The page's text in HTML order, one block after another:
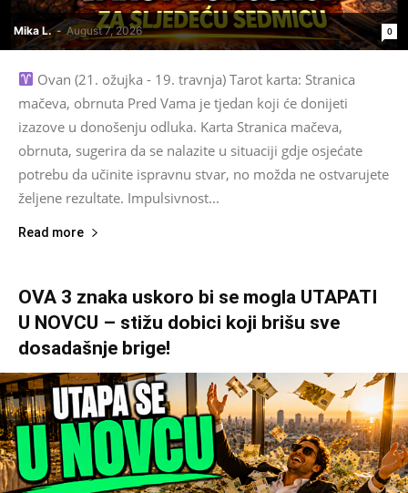
Mika L. - August 7, 2026 0
Ovan (21. ožujka - 19. travnja) Tarot karta: Stranica
mačeva, obrnuta Pred Vama je tjedan koji će donijeti
izazove u donošenju odluka. Karta Stranica mačeva,
obrnuta, sugerira da se nalazite u situaciji gdje osjećate
potrebu da učinite ispravnu stvar, no možda ne ostvarujete
željene rezultate. Impulsivnost...
Read more
OVA 3 znaka uskoro bi se mogla UTAPATI
U NOVCU – stižu dobici koji brišu sve
dosadašnje brige!